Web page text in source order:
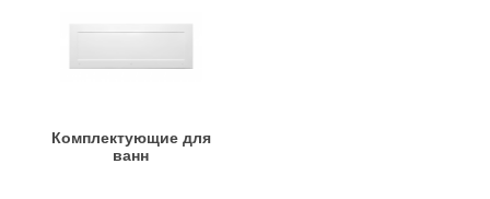
Комплектующие для
ванн